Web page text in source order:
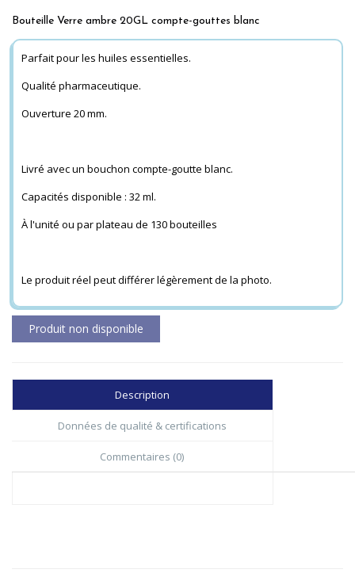
Bouteille Verre ambre 20GL compte-gouttes blanc
Parfait pour les huiles essentielles.
Qualité pharmaceutique.
Ouverture 20 mm.
Livré avec un bouchon compte-goutte blanc.
Capacités disponible : 32 ml.
À l'unité ou par plateau de 130 bouteilles
Le produit réel peut différer légèrement de la photo.
Description
Données de qualité & certifications
Commentaires (0)